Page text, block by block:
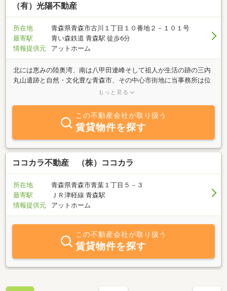
ピーディーな不動産取引が可能です。2．買い手探しのための宣伝
告や販売期間がいりません。3．仲介手数料が不要＆瑕疵担保の免
責弊社が買い取るので、仲介手数料はかかりません。また、買い手
が個人ではないので、売却後のアフターフォローや保証、瑕疵担保
（有）光陽不動産
所在地
青森県青森市古川１丁目１０番地２－１０１号
最寄駅
青い森鉄道 青森駅 徒歩6分
情報提供元
アットホーム
北には恵みの陸奥湾、南は八甲田連峰そして祖人が生活の跡の三内
丸山遺跡と自然・文化豊な青森市、その中心市街地に当事務所は位
置しております。『何時までも住んでいたい・住んでよかった・何
います。おかげさまで創業27周年を迎える事が出来ました。今後と
も創業開始時の初心を忘れず地域に密着した経営を行って参りま
もっと見る
この不動産会社が取り扱う
賃貸物件を探す
ココカラ不動産 （株）ココカラ
所在地
青森県青森市青葉１丁目５－３
最寄駅
ＪＲ津軽線 青森駅
情報提供元
アットホーム
この不動産会社が取り扱う
賃貸物件を探す